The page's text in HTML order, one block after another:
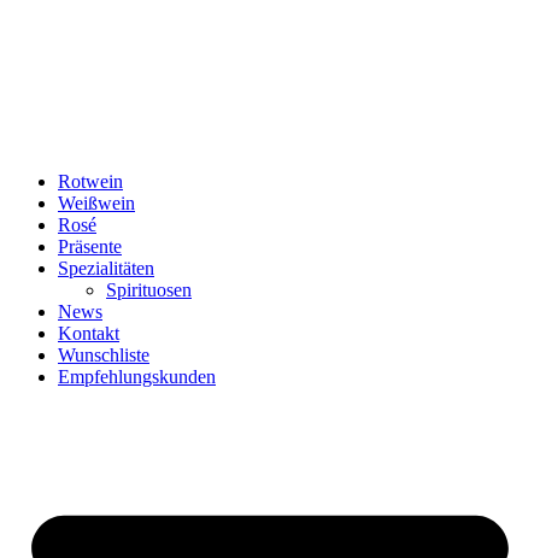
Rotwein
Weißwein
Rosé
Präsente
Spezialitäten
Spirituosen
News
Kontakt
Wunschliste
Empfehlungskunden